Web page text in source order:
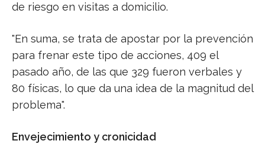
de riesgo en visitas a domicilio.
"En suma, se trata de apostar por la prevención
para frenar este tipo de acciones, 409 el
pasado año, de las que 329 fueron verbales y
80 físicas, lo que da una idea de la magnitud del
problema".
Envejecimiento y cronicidad